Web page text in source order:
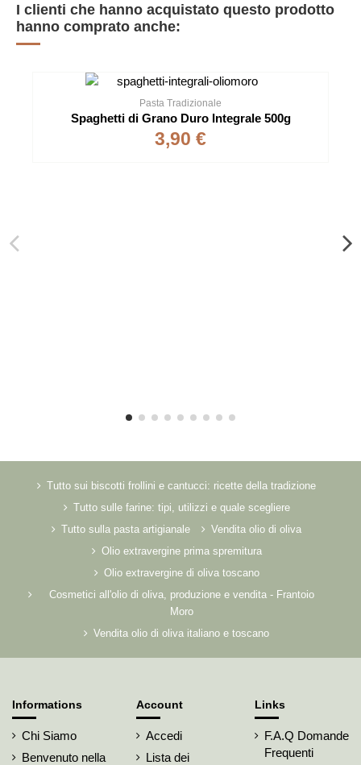
I clienti che hanno acquistato questo prodotto
hanno comprato anche:
Pasta Tradizionale
Spaghetti di Grano Duro Integrale 500g
3,90 €
Tutto sui biscotti frollini e cantucci: ricette della tradizione
Tutto sulle farine: tipi, utilizzi e quale scegliere
Tutto sulla pasta artigianale
Vendita olio di oliva
Olio extravergine prima spremitura
Olio extravergine di oliva toscano
Cosmetici all'olio di oliva, produzione e vendita - Frantoio
Moro
Vendita olio di oliva italiano e toscano
Informations
Chi Siamo
Benvenuto nella
Account
Accedi
Lista dei
Links
F.A.Q Domande
Frequenti